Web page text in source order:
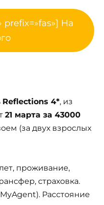
prefix=»fas»] На
Reflections 4*, из
21 марта за 43000
(за двух взрослых
проживание,
страховка.
Расстояние